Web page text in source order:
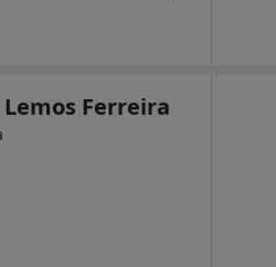
Lemos Ferreira